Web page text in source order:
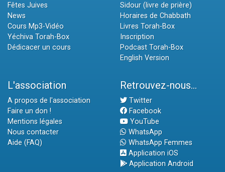
Fêtes Juives
News
Cours Mp3-Vidéo
Yéchiva Torah-Box
Dédicacer un cours
Sidour (livre de prière)
Horaires de Chabbath
Livres Torah-Box
Inscription
Podcast Torah-Box
English Version
L'association
A propos de l'association
Faire un don !
Mentions légales
Nous contacter
Aide (FAQ)
Retrouvez-nous...
Twitter
Facebook
YouTube
WhatsApp
WhatsApp Femmes
Application iOS
Application Android